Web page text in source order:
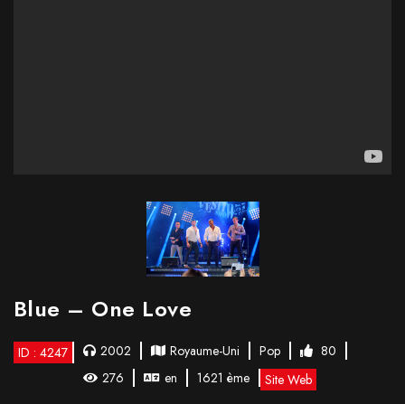
Blue – One Love
ID : 4247 2002 Royaume-Uni Pop
80
276
en 1621 ème Site Web